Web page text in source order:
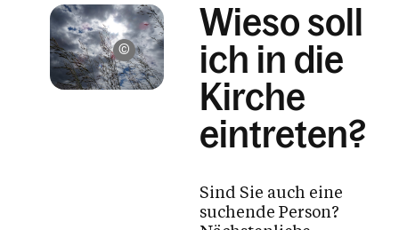
Friedl Kaufmann /
Wieso soll
ich in die
Kirche
eintreten?
Sind Sie auch eine
suchende Person?